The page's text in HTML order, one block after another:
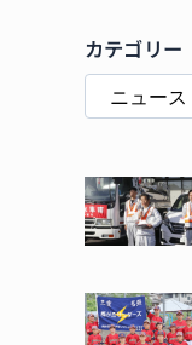
カテゴリー